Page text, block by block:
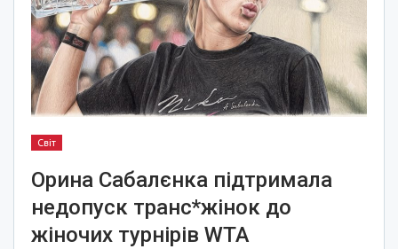
Світ
Орина Сабалєнка підтримала
недопуск транс*жінок до
жіночих турнірів WTA